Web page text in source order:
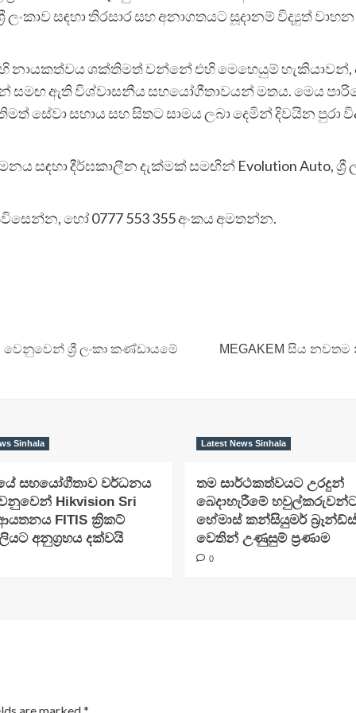
ශ්‍රී ලංකාව සඳහා තිරසාර සහ අනාගතයට සූදානම් විද්‍යුත්
හි නායකත්වය ශක්තිමත් වන්නේ එහි මෙහෙයුම්
සමඟ ඇති විශ්වාසනීය සහයෝගීතාවයන් මතය. මෙය
සේවා සහාය සහ සිතට සාමය ලබා දෙමින් දිවයින පුරා
සඳහා දීර්ඝකාලීන දැක්මක් සමඟින් Evolution Auto,
හෝ 0777 553 355 අංකය අමතන්න.
වෙනුවෙන් ශ්‍රී ලංකා කණ්ඩායමේ
MEGAKEM සිය නවතම
Sinhala
සහයෝගීතාව වර්ධනය
Hikvision Sri
FITIS ක්‍රිකට්
අනුග්‍රහය දක්වයි
Latest News Sinhala
තම සාර්ථකත්වයට උරදුන්
බෙදාහැරීමේ
හේමාස් කන්සියුමර් බ්‍රෑන්ඩ්ස්
වෙතින් උණුසුම් ප්‍රණාම
0